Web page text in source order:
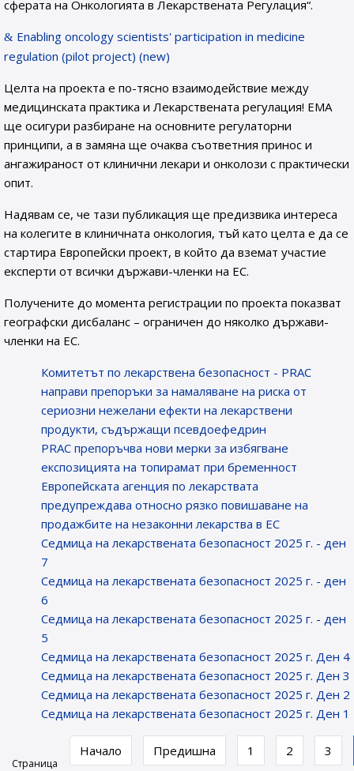
сферата на Онкологията в Лекарствената Регулация“.
Enabling oncology scientists' participation in medicine
regulation (pilot project) (new)
Целта на проекта е по-тясно взаимодействие между
медицинската практика и Лекарствената регулация! ЕМА
ще осигури разбиране на основните регулаторни
принципи, а в замяна ще очаква съответния принос и
ангажираност от клинични лекари и онколози с практически
опит.
Надявам се, че тази публикация ще предизвика интереса
на колегите в клиничната онкология, тъй като целта е да се
стартира Европейски проект, в който да вземат участие
експерти от всички държави-членки на ЕС.
Получените до момента регистрации по проекта показват
географски дисбаланс – ограничен до няколко държави-
членки на ЕС.
Комитетът по лекарствена безопасност - PRAC
направи препоръки за намаляване на риска от
сериозни нежелани ефекти на лекарствени
продукти, съдържащи псевдоефедрин
PRAC препоръчва нови мерки за избягване
експозицията на топирамат при бременност
Европейската агенция по лекарствата
предупреждава относно рязко повишаване на
продажбите на незаконни лекарства в ЕС
Седмица на лекарствената безопасност 2025 г. - ден
7
Седмица на лекарствената безопасност 2025 г. - ден
6
Седмица на лекарствената безопасност 2025 г. - ден
5
Седмица на лекарствената безопасност 2025 г. Ден 4
Седмица на лекарствената безопасност 2025 г. Ден 3
Седмица на лекарствената безопасност 2025 г. Ден 2
Седмица на лекарствената безопасност 2025 г. Ден 1
Страница
Начало Предишна 1 2 3